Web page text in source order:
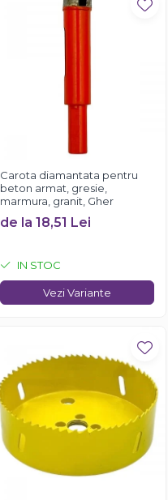
Carota diamantata pentru
beton armat, gresie,
marmura, granit, Gher
de la 18,51 Lei
IN STOC
Vezi Variante